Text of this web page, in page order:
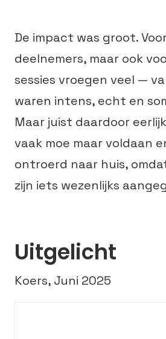
De impact was groot.
deelnemers, maar ook
sessies vroegen veel —
waren intens, echt en
Maar juist daardoor
vaak moe maar voldaan
ontroerd naar huis,
zijn iets wezenlijks
Uitgelicht
Koers, Juni 2025